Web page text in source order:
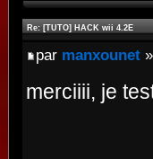
Re: [TUTO] HACK wii 4.2E
par manxounet
merciiii, je